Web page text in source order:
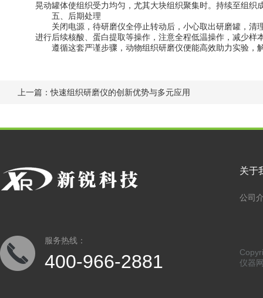
晃动罐体使组织受力均匀，尤其大块组织聚集时。持续至组织
五、后期处理
关闭电源，待研磨仪全停止转动后，小心取出研磨罐，清
进行后续核酸、蛋白提取等操作，注意全程低温操作，减少样
遵循这套严谨步骤，动物组织研磨仪便能高效助力实验，
上一篇：快速组织研磨仪的创新优势与多元应用
服务热线：
400-966-2881
关于
公司
仪器